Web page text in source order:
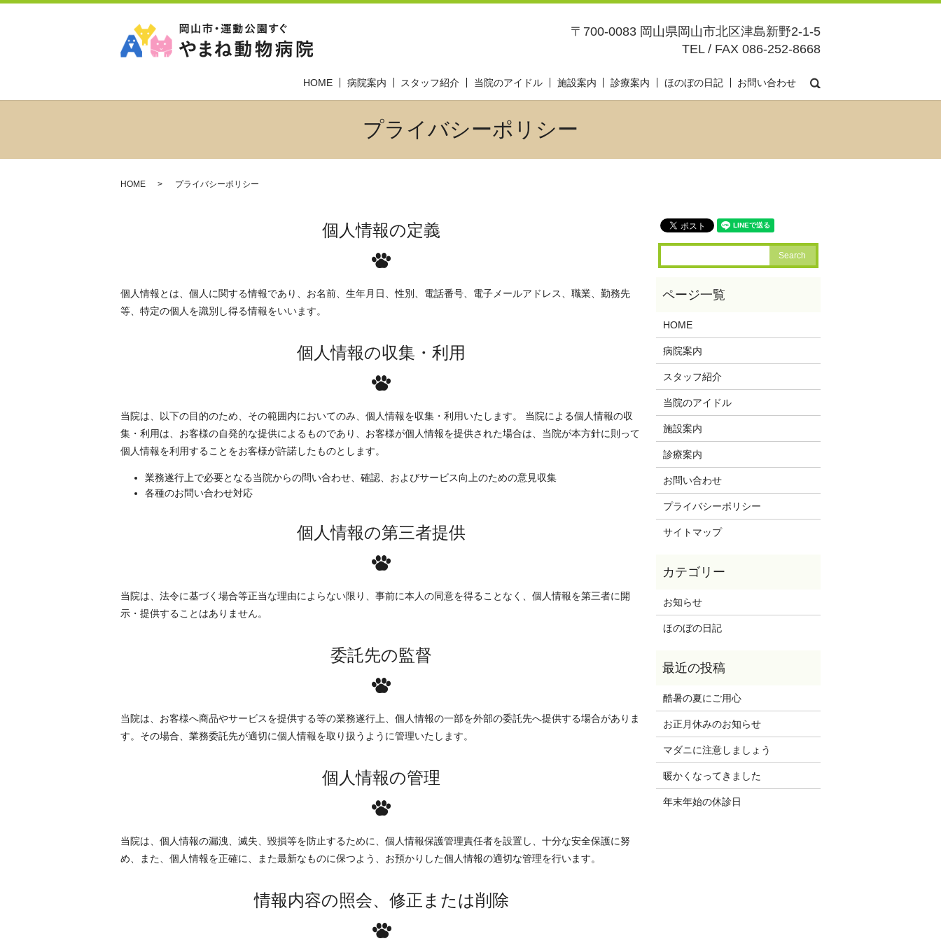
〒700-0083 岡山県岡山市北区津島新野2-1-5
TEL / FAX 086-252-8668
HOME 病院案内 スタッフ紹介 当院のアイドル 施設案内 診療案内 ほのぼの日記 お問い合わせ
プライバシーポリシー
HOME プライバシーポリシー
個人情報の定義
個人情報とは、個人に関する情報であり、お名前、生年月日、性別、電話番号、電子メールアドレス、職業、勤務先
等、特定の個人を識別し得る情報をいいます。
個人情報の収集・利用
当院は、以下の目的のため、その範囲内においてのみ、個人情報を収集・利用いたします。 当院による個人情報の収
集・利用は、お客様の自発的な提供によるものであり、お客様が個人情報を提供された場合は、当院が本方針に則って
個人情報を利用することをお客様が許諾したものとします。
業務遂行上で必要となる当院からの問い合わせ、確認、およびサービス向上のための意見収集
各種のお問い合わせ対応
個人情報の第三者提供
当院は、法令に基づく場合等正当な理由によらない限り、事前に本人の同意を得ることなく、個人情報を第三者に開
示・提供することはありません。
委託先の監督
当院は、お客様へ商品やサービスを提供する等の業務遂行上、個人情報の一部を外部の委託先へ提供する場合がありま
す。その場合、業務委託先が適切に個人情報を取り扱うように管理いたします。
個人情報の管理
当院は、個人情報の漏洩、滅失、毀損等を防止するために、個人情報保護管理責任者を設置し、十分な安全保護に努
め、また、個人情報を正確に、また最新なものに保つよう、お預かりした個人情報の適切な管理を行います。
情報内容の照会、修正または削除
HOME
病院案内
スタッフ紹介
当院のアイドル
施設案内
診療案内
お問い合わせ
プライバシーポリシー
サイトマップ
お知らせ
ほのぼの日記
酷暑の夏にご用心
お正月休みのお知らせ
マダニに注意しましょう
暖かくなってきました
年末年始の休診日